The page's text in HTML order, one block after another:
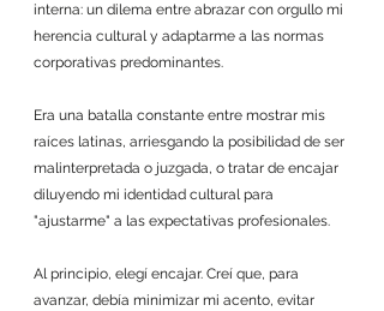
interna: un dilema entre abrazar con orgullo mi
herencia cultural y adaptarme a las normas
corporativas predominantes.
Era una batalla constante entre mostrar mis
raíces latinas, arriesgando la posibilidad de ser
malinterpretada o juzgada, o tratar de encajar
diluyendo mi identidad cultural para
"ajustarme" a las expectativas profesionales.
Al principio, elegí encajar. Creí que, para
avanzar, debía minimizar mi acento, evitar